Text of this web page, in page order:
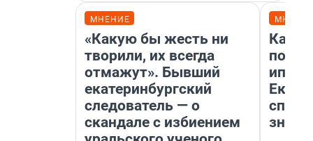
МНЕНИЕ
«Какую бы жесть ни
творили, их всегда
отмажут». Бывший
екатеринбургский
следователь — о
скандале с избиением
Как